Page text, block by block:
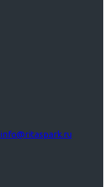
info@ritaspark.ru